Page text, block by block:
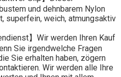
und dehnbarem Nylon
superfein, weich, atmungsaktiv
】Wir werden Ihren Kauf
Sie irgendwelche Fragen
Sie erhalten haben, zögern
Wir werden alle Ihre